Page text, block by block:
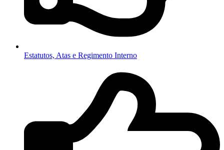
Estatutos, Atas e Regimento Interno